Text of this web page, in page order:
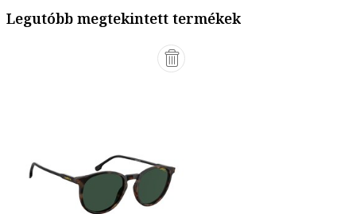
Legutóbb megtekintett termékek